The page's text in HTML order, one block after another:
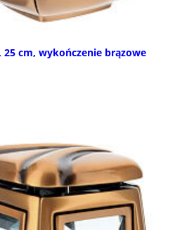
cm, wykończenie brązowe